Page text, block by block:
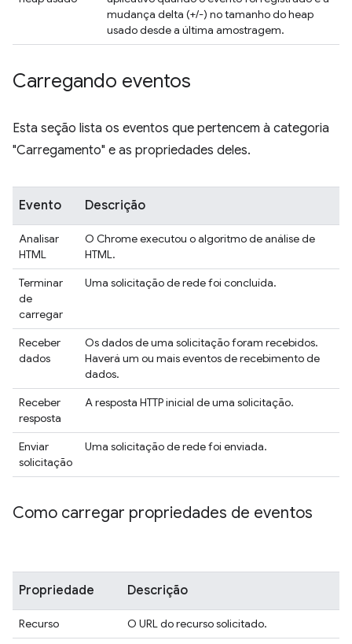
mudança delta (+/-) no tamanho do heap
usado desde a última amostragem.
Carregando eventos
Esta seção lista os eventos que pertencem à categoria
"Carregamento" e as propriedades deles.
Evento Descrição
Analisar
HTML
O Chrome executou o algoritmo de análise de
HTML.
Terminar
de
carregar
Uma solicitação de rede foi concluída.
Receber
dados
Os dados de uma solicitação foram recebidos.
Haverá um ou mais eventos de recebimento de
dados.
Receber
resposta
A resposta HTTP inicial de uma solicitação.
Enviar
solicitação
Uma solicitação de rede foi enviada.
Como carregar propriedades de eventos
Propriedade Descrição
Recurso
O URL do recurso solicitado.